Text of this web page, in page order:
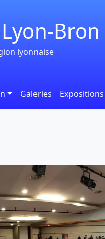
Bron
lyonnaise
Galeries Expositions